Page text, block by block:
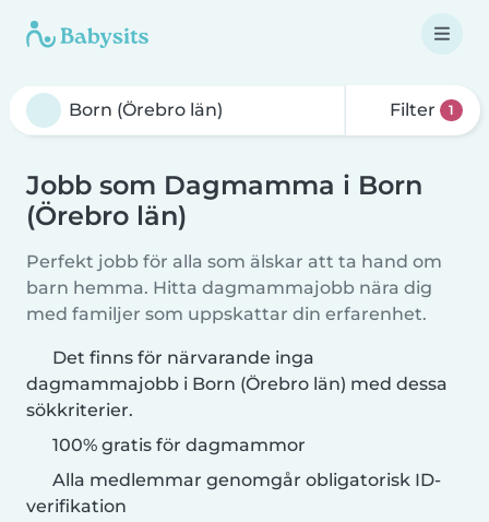
Filter 1
Jobb som Dagmamma i Born
(Örebro län)
Perfekt jobb för alla som älskar att ta hand om
barn hemma. Hitta dagmammajobb nära dig
med familjer som uppskattar din erfarenhet.
Det finns för närvarande inga
dagmammajobb i Born (Örebro län) med dessa
sökkriterier.
100% gratis för dagmammor
Alla medlemmar genomgår obligatorisk ID-
verifikation